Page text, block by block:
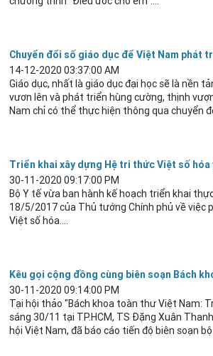
Chuyển đổi số giáo dục để Việt Nam phát
14-12-2020 03:37:00 AM
Giáo dục, nhất là giáo dục đại học sẽ là nền
vươn lên và phát triển hùng cường, thịnh
Nam chỉ có thể thực hiện thông qua chuyển
Triển khai xây dựng Hệ tri thức Việt số hóa
30-11-2020 09:17:00 PM
Bộ Y tế vừa ban hành kế hoạch triển khai
18/5/2017 của Thủ tướng Chính phủ về
Việt số hóa....
Kêu gọi cộng đồng cùng biên soạn Bách
30-11-2020 09:14:00 PM
Tại hội thảo "Bách khoa toàn thư Việt Nam:
sáng 30/11 tại TP.HCM, TS Đặng Xuân
hội Việt Nam, đã báo cáo tiến độ biên soạn